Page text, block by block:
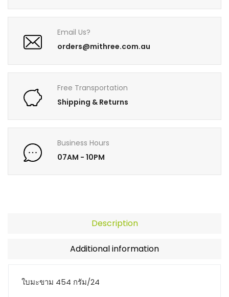
Email Us?
orders@mithree.com.au
Free Transportation
Shipping & Returns
Business Hours
07AM - 10PM
Description
Additional information
ใบมะขาม 454 กรัม/24